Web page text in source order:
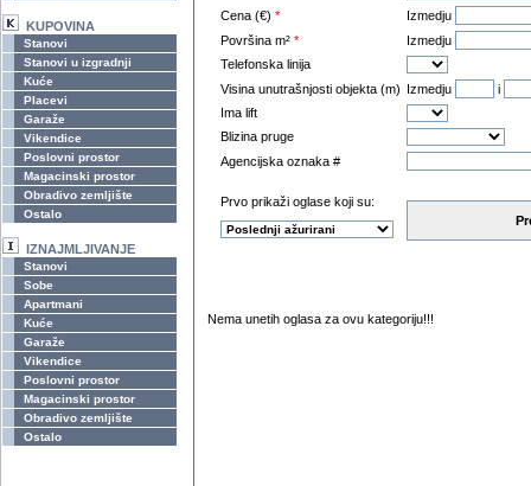
KUPOVINA
Stanovi
Stanovi u izgradnji
Kuće
Placevi
Garaže
Vikendice
Poslovni prostor
Magacinski prostor
Obradivo zemljište
Ostalo
IZNAJMLJIVANJE
Stanovi
Sobe
Apartmani
Kuće
Garaže
Vikendice
Poslovni prostor
Magacinski prostor
Obradivo zemljište
Ostalo
Cena (€) *
Izmedju
Površina m² *
Izmedju
Telefonska linija
Visina unutrašnjosti objekta (m)
Izmedju
i
Ima lift
Blizina pruge
Agencijska oznaka #
Prvo prikaži oglase koji su:
Nema unetih oglasa za ovu kategoriju!!!